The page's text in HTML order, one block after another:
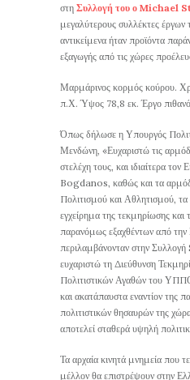
στη Συλλογή του ο Michael
μεγαλύτερους συλλέκτες έργων
αντικείμενα ήταν προϊόντα
εξαγωγής από τις χώρες
Μαρμάρινος κορμός κούρου.
π.Χ. Ύψος 78,8 εκ. Έργο
Όπως δήλωσε η Υπουργός
Μενδώνη, «Ευχαριστώ τις
στελέχη τους, και ιδιαίτερα
Bogdanos, καθώς και τα
Πολιτισμού και Αθλητισμού,
εγχείρημα της τεκμηρίωσης και
παρανόμως εξαχθέντων από
περιλαμβάνονταν στην
ευχαριστώ τη Διεύθυνση
Πολιτιστικών Αγαθών του
και ακατάπαυστα εναντίον της
πολιτιστικών θησαυρών της
αποτελεί σταθερά υψηλή
Τα αρχαία κινητά μνημεία που
μέλλον θα επιστρέψουν στην